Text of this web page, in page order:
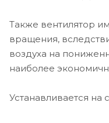
Также вентилятор
вращения,
воздуха на
наиболее
Устанавливается